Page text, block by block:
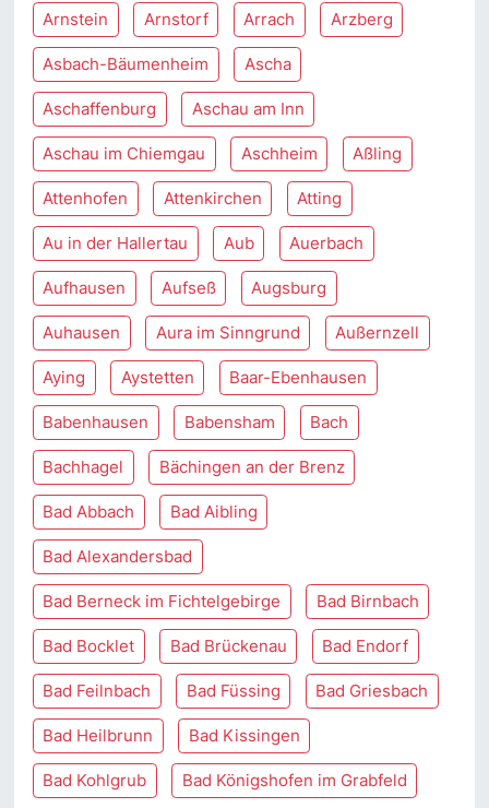
Arnstein Arnstorf Arrach Arzberg
Asbach-Bäumenheim Ascha
Aschaffenburg Aschau am Inn
Aschau im Chiemgau Aschheim Aßling
Attenhofen Attenkirchen Atting
Au in der Hallertau Aub Auerbach
Aufhausen Aufseß Augsburg
Auhausen Aura im Sinngrund Außernzell
Aying Aystetten Baar-Ebenhausen
Babenhausen Babensham Bach
Bachhagel Bächingen an der Brenz
Bad Abbach Bad Aibling
Bad Alexandersbad
Bad Berneck im Fichtelgebirge Bad Birnbach
Bad Bocklet Bad Brückenau Bad Endorf
Bad Feilnbach Bad Füssing Bad Griesbach
Bad Heilbrunn Bad Kissingen
Bad Kohlgrub Bad Königshofen im Grabfeld